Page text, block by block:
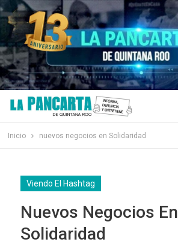
Inicio nuevos negocios en Solidaridad
Viendo El Hashtag
Nuevos Negocios En
Solidaridad